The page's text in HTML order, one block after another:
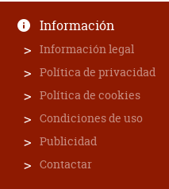
Información
Información legal
Política de privacidad
Política de cookies
Condiciones de uso
Publicidad
Contactar